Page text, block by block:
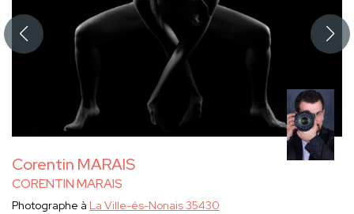
Corentin MARAIS
CORENTIN MARAIS
Photographe à La Ville-és-Nonais 35430